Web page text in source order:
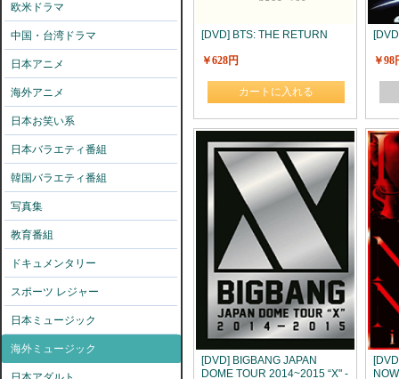
欧米ドラマ
中国・台湾ドラマ
日本アニメ
海外アニメ
日本お笑い系
日本バラエティ番組
韓国バラエティ番組
写真集
教育番組
ドキュメンタリー
スポーツ レジャー
日本ミュージック
海外ミュージック
[DVD] BTS: THE RETURN
￥628円
カートに入れる
￥98
[DVD] BIGBANG JAPAN
DOME TOUR 2014~2015 “X" -